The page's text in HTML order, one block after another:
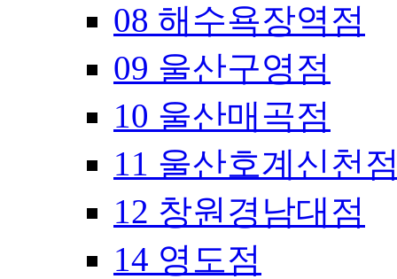
08 해수욕장역점
09 울산구영점
10 울산매곡점
11 울산호계신천
12 창원경남대점
14 영도점